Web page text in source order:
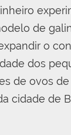
de
o
dos
de ovos
cidade de